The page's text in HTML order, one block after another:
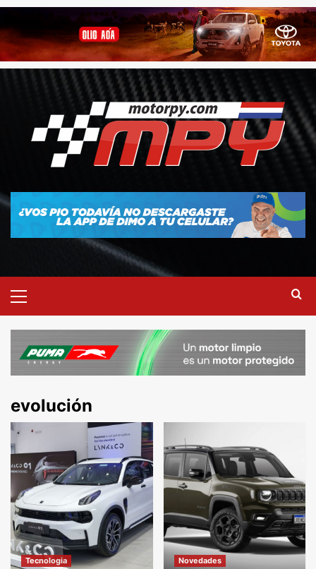
evolución
Tecnologia Novedades